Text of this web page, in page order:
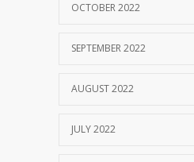
OCTOBER 2022
SEPTEMBER 2022
AUGUST 2022
JULY 2022